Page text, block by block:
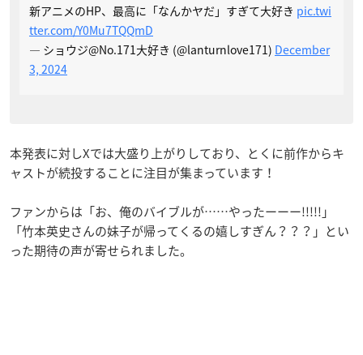
新アニメのHP、最高に「なんかヤだ」すぎて大好き pic.twi
tter.com/Y0Mu7TQQmD
— ショウジ@No.171大好き (@lanturnlove171) December
3, 2024
本発表に対しXでは大盛り上がりしており、とくに前作からキ
ャストが続投することに注目が集まっています！
ファンからは「お、俺のバイブルが……やったーーー!!!!!」
「竹本英史さんの妹子が帰ってくるの嬉しすぎん？？？」とい
った期待の声が寄せられました。